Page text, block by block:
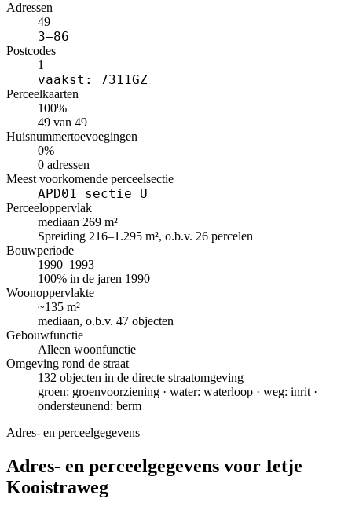
Adressen
49
3–86
Postcodes
1
vaakst: 7311GZ
Perceelkaarten
100%
49 van 49
Huisnummertoevoegingen
0%
0 adressen
Meest voorkomende perceelsectie
APD01 sectie U
Perceeloppervlak
mediaan 269 m²
Spreiding 216–1.295 m², o.b.v. 26 percelen
Bouwperiode
1990–1993
100% in de jaren 1990
Woonoppervlakte
~135 m²
mediaan, o.b.v. 47 objecten
Gebouwfunctie
Alleen woonfunctie
Omgeving rond de straat
132 objecten in de directe straatomgeving
groen: groenvoorziening · water: waterloop · weg: inrit ·
ondersteunend: berm
Adres- en perceelgegevens
Adres- en perceelgegevens voor Ietje
Kooistraweg